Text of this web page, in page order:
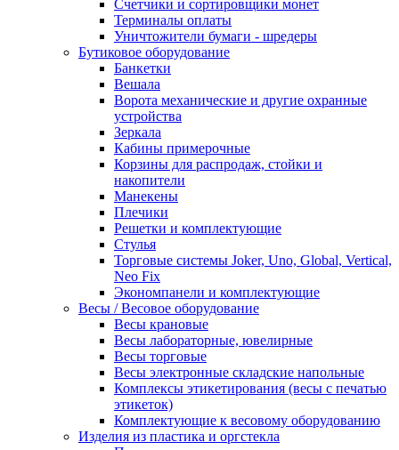
Счетчики и сортировщики монет
Терминалы оплаты
Уничтожители бумаги - шредеры
Бутиковое оборудование
Банкетки
Вешала
Ворота механические и другие охранные
устройства
Зеркала
Кабины примерочные
Корзины для распродаж, стойки и
накопители
Манекены
Плечики
Решетки и комплектующие
Стулья
Торговые системы Joker, Uno, Global, Vertical,
Neo Fix
Экономпанели и комплектующие
Весы / Весовое оборудование
Весы крановые
Весы лабораторные, ювелирные
Весы торговые
Весы электронные складские напольные
Комплексы этикетирования (весы с печатью
этикеток)
Комплектующие к весовому оборудованию
Изделия из пластика и оргстекла